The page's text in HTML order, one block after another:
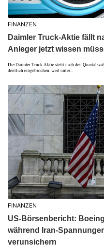
FINANZEN
Daimler Truck-Aktie fällt
Anleger jetzt wissen
Die Daimler Truck-Aktie steht nach den
deutlich eingebrochen, weil unter...
FINANZEN
US-Börsenbericht:
während Iran-
verunsichern